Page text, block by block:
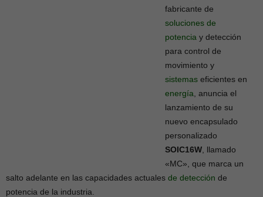
fabricante de
soluciones de
potencia y detección
para control de
movimiento y
sistemas eficientes en
energía , anuncia el
lanzamiento de su
nuevo encapsulado
personalizado
SOIC16W , llamado
«MC», que marca un
salto adelante en las capacidades actuales de detección de
potencia de la industria.